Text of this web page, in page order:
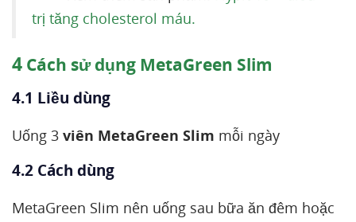
trị tăng cholesterol máu.
4 Cách sử dụng MetaGreen Slim
4.1 Liều dùng
Uống 3 viên MetaGreen Slim mỗi ngày
4.2 Cách dùng
MetaGreen Slim nên uống sau bữa ăn đêm hoặc